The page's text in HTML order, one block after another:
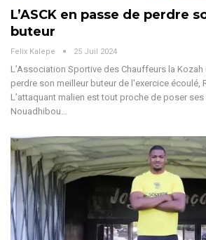
L’ASCK en passe de perdre
buteur
Felix Kalepe 25 Juil 2024
L’Association Sportive des Chauffeurs la
perdre son meilleur buteur de l'exercice écoulé,
L’attaquant malien est tout proche de poser
Nouadhibou